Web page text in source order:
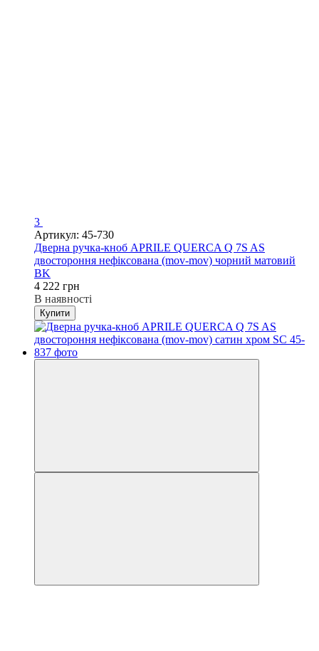
3
Артикул: 45-730
Дверна ручка-кноб APRILE QUERCA Q 7S AS
двостороння нефіксована (mov-mov) чорний матовий
BK
4 222 грн
В наявності
Купити